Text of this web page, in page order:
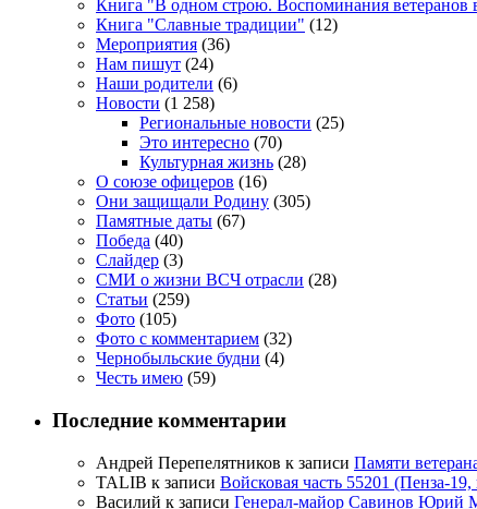
Книга "В одном строю. Воспоминания ветеранов
Книга "Славные традиции" (12)
Мероприятия (36)
Нам пишут (24)
Наши родители (6)
Новости (1 258)
Региональные новости (25)
Это интересно (70)
Культурная жизнь (28)
О союзе офицеров (16)
Они защищали Родину (305)
Памятные даты (67)
Победа (40)
Слайдер (3)
СМИ о жизни ВСЧ отрасли (28)
Статьи (259)
Фото (105)
Фото с комментарием (32)
Чернобыльские будни (4)
Честь имею (59)
Последние комментарии
Андрей Перепелятников к записи Памяти
TALIB к записи Войсковая часть 55201 (Пенза-
Василий к записи Генерал-майор Савинов Юрий